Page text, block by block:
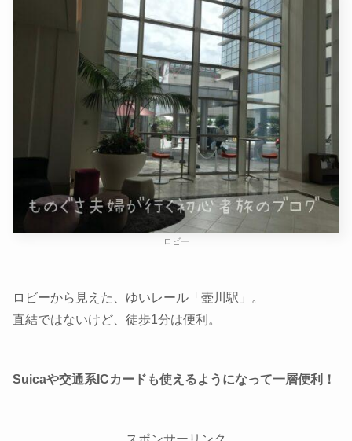
ロビー
ロビーから見えた、ゆいレール「壺川駅」。
直結ではないけど、徒歩1分は便利。
Suicaや交通系ICカードも使えるようになって一層便利！